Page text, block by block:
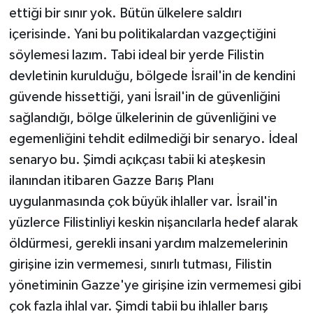
ettiği bir sınır yok. Bütün ülkelere saldırı
içerisinde. Yani bu politikalardan vazgeçtiğini
söylemesi lazım. Tabi ideal bir yerde Filistin
devletinin kurulduğu, bölgede İsrail'in de kendini
güvende hissettiği, yani İsrail'in de güvenliğini
sağlandığı, bölge ülkelerinin de güvenliğini ve
egemenliğini tehdit edilmediği bir senaryo. İdeal
senaryo bu. Şimdi açıkçası tabii ki ateşkesin
ilanından itibaren Gazze Barış Planı
uygulanmasında çok büyük ihlaller var. İsrail'in
yüzlerce Filistinliyi keskin nişancılarla hedef alarak
öldürmesi, gerekli insani yardım malzemelerinin
girişine izin vermemesi, sınırlı tutması, Filistin
yönetiminin Gazze'ye girişine izin vermemesi gibi
çok fazla ihlal var. Şimdi tabii bu ihlaller barış